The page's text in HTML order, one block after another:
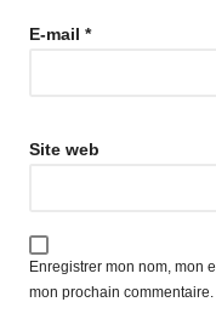
E-mail *
Site web
Enregistrer mon nom, mon
mon prochain commentaire.